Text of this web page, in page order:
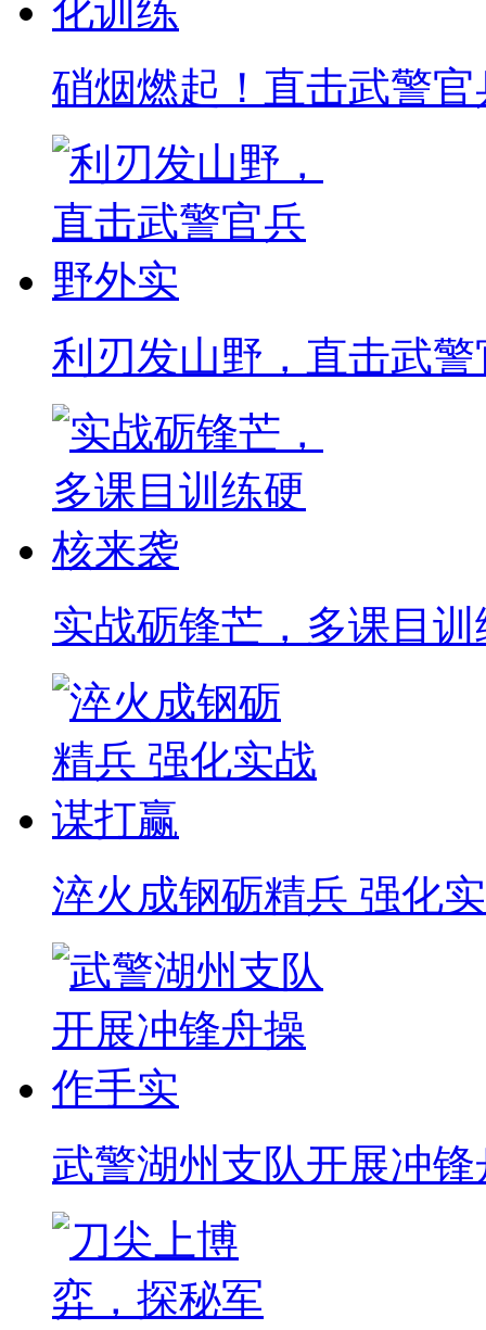
硝烟燃起！直击武警
利刃发山野，直击武
实战砺锋芒，多课目
淬火成钢砺精兵 强化
武警湖州支队开展冲